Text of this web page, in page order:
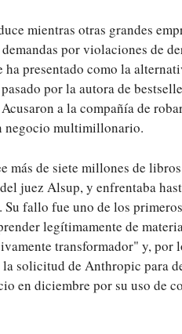
mientras otras grandes
por violaciones de
ha presentado como la
por la autora de
a la compañía de
negocio multimillonario.
más de siete millones de
juez Alsup, y enfrentaba
Su fallo fue uno de los
legítimamente de
transformador" y,
solicitud de Anthropic para
en diciembre por su uso de